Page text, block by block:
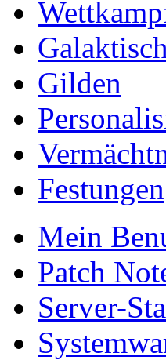
Gilden
Festungen
Mein
Patch
Server-